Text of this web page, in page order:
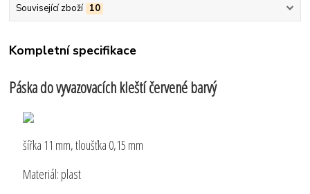
Související zboží 10
Kompletní specifikace
Páska do vyvazovacích kleští červené barvý
šířka 11 mm, tloušťka 0,15 mm
Materiál: plast